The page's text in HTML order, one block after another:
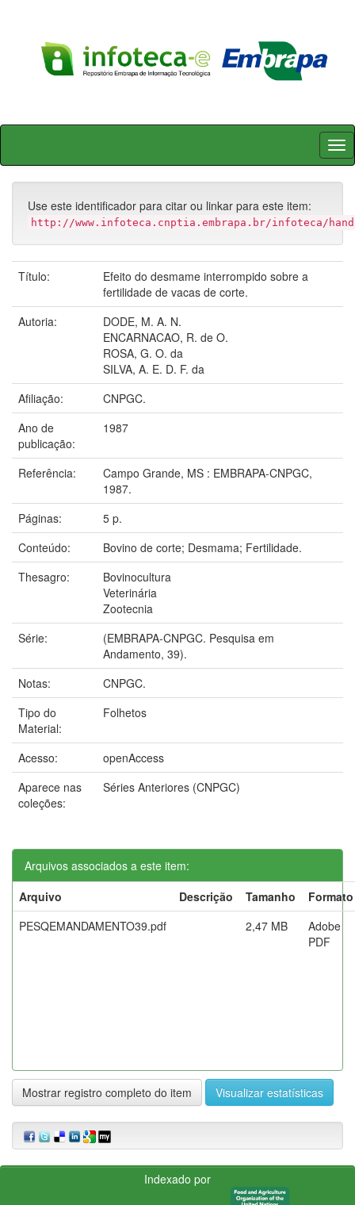
Skip
Use este identificador para citar ou linkar para este item:
http://www.infoteca.cnptia.embrapa.br/infoteca/
Título:
Efeito do desmame interrompido sobre a
fertilidade de vacas de corte.
Autoria:
DODE, M. A. N.
ENCARNACAO, R. de O.
ROSA, G. O. da
SILVA, A. E. D. F. da
Afiliação:
CNPGC.
Ano de
publicação:
1987
Referência:
Campo Grande, MS : EMBRAPA-CNPGC,
1987.
Páginas:
5 p.
Conteúdo:
Bovino de corte; Desmama; Fertilidade.
Thesagro:
Bovinocultura
Veterinária
Zootecnia
Série:
(EMBRAPA-CNPGC. Pesquisa em
Andamento, 39).
Notas:
CNPGC.
Tipo do
Material:
Folhetos
Acesso:
openAccess
Aparece nas
coleções:
Séries Anteriores (CNPGC)
Arquivos associados a este item:
Arquivo
Descrição Tamanho
Formato
PESQEMANDAMENTO39.pdf
2,47 MB
Adobe
PDF
Mostrar registro completo do item Visualizar estatísticas
Indexado por